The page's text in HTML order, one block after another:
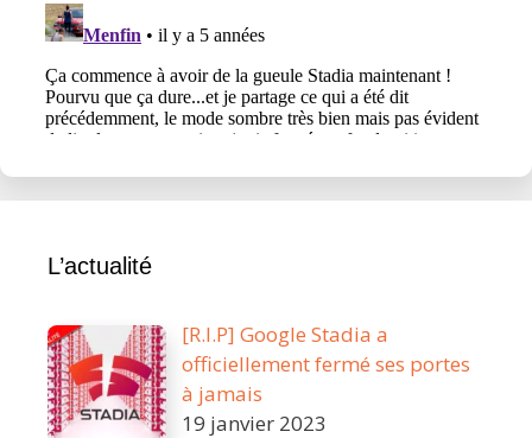
L’actualité
[R.I.P] Google Stadia a
officiellement fermé ses portes
à jamais
19 janvier 2023